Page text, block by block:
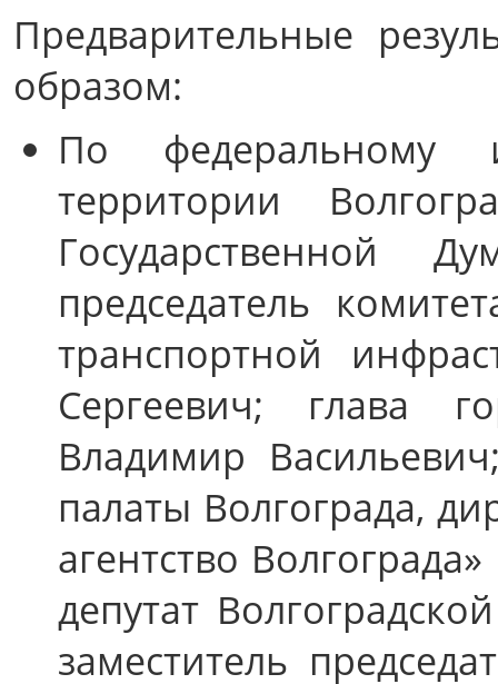
Предварительные
образом:
По федеральному
территории
председатель
транспортной
Сергеевич; глава
Владимир
палаты Волгограда,
агентство
депутат
заместитель